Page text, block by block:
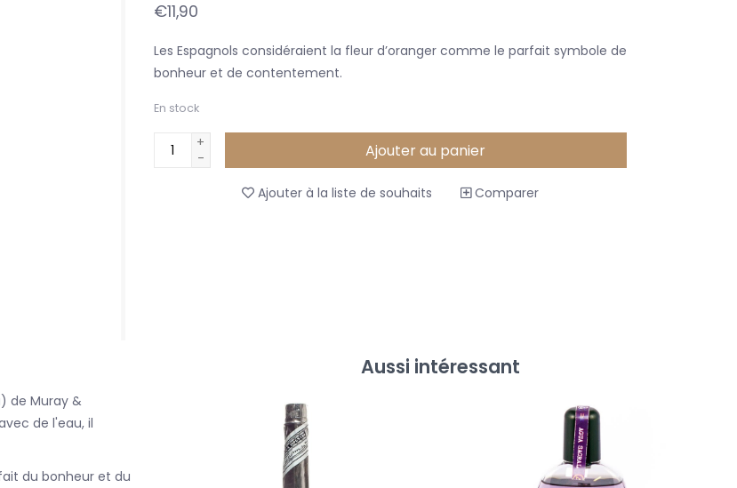
€11,90
Les Espagnols considéraient la fleur d’oranger comme le parfait symbole de
bonheur et de contentement.
En stock
+
-
Ajouter au panier
Ajouter à la liste de souhaits Comparer
de Muray &
de l'eau, il
du bonheur et du
Aussi intéressant